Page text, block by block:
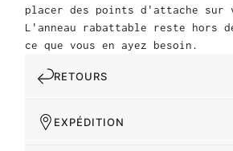
placer des points d'attache sur
L'anneau rabattable reste hors
ce que vous en ayez besoin.
RETOURS
EXPÉDITION